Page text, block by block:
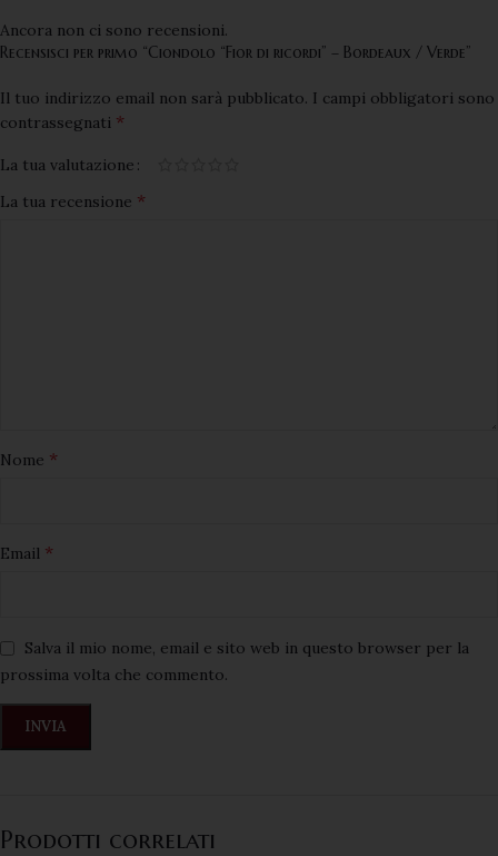
Ancora non ci sono recensioni.
Recensisci per primo “Ciondolo “Fior di ricordi” – Bordeaux / Verde”
Il tuo indirizzo email non sarà pubblicato. I campi obbligatori sono
contrassegnati *
La tua valutazione
La tua recensione *
Nome *
Email *
Salva il mio nome, email e sito web in questo browser per la
prossima volta che commento.
Prodotti correlati